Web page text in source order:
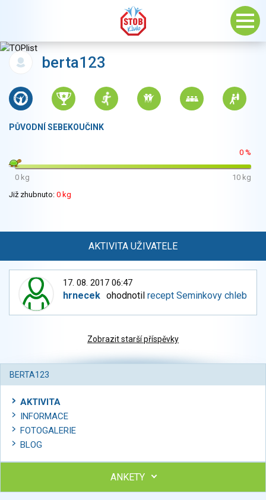
berta123
PŮVODNÍ SEBEKOUČINK
0 %
0 kg
10 kg
Již zhubnuto: 0 kg
AKTIVITA UŽIVATELE
17. 08. 2017 06:47
hrnecek ohodnotilrecept Seminkovy chleb
Zobrazit starší příspěvky
BERTA123
AKTIVITA
INFORMACE
FOTOGALERIE
BLOG
ANKETY